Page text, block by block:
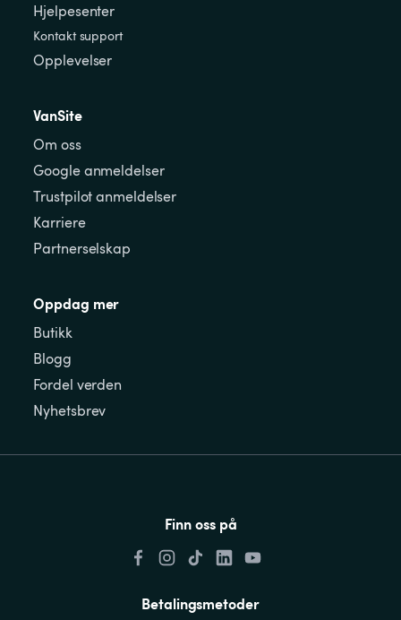
Hjelpesenter
Kontakt support
Opplevelser
VanSite
Om oss
Google anmeldelser
Trustpilot anmeldelser
Karriere
Partnerselskap
Oppdag mer
Butikk
Blogg
Fordel verden
Nyhetsbrev
Finn oss på
Betalingsmetoder